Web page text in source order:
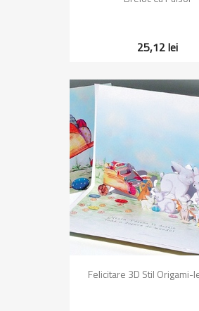
25,12 lei
Felicitare 3D Stil Origami-